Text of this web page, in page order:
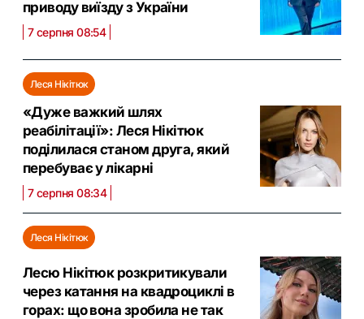
приводу виїзду з України
7 серпня 08:54
Леся Нікітюк
«Дуже важкий шлях
реабілітації»: Леся Нікітюк
поділилася станом друга, який
перебуває у лікарні
7 серпня 08:34
Леся Нікітюк
Лесю Нікітюк розкритикували
через катання на квадроциклі в
горах: що вона зробила не так